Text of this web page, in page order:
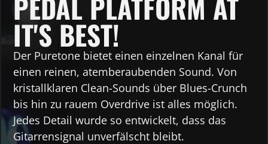
IT'S BEST!
Der Puretone bietet einen einzelnen Kanal für
einen reinen, atemberaubenden Sound. Von
kristallklaren Clean-Sounds über Blues-Crunch
bis hin zu rauem Overdrive ist alles möglich.
Jedes Detail wurde so entwickelt, dass das
Gitarrensignal unverfälscht bleibt.